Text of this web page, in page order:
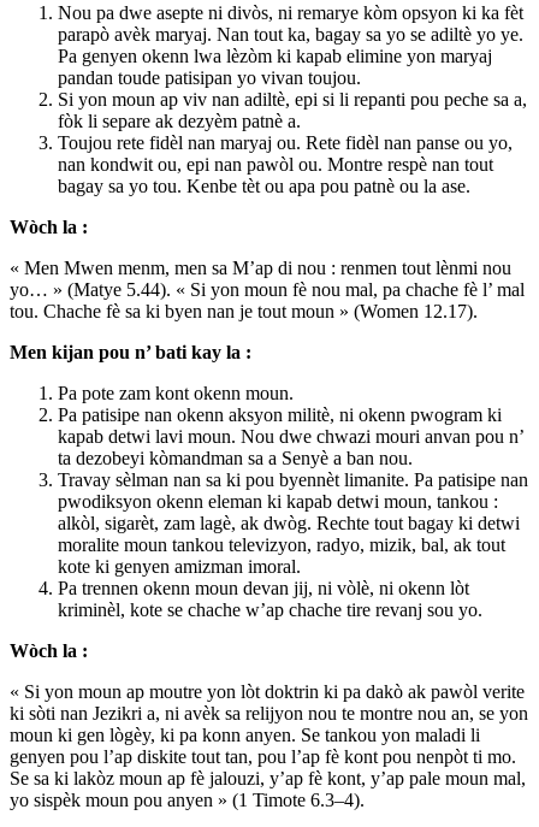
Nou pa dwe asepte ni divòs, ni remarye kòm opsyon ki ka fèt
parapò avèk maryaj. Nan tout ka, bagay sa yo se adiltè yo ye.
Pa genyen okenn lwa lèzòm ki kapab elimine yon maryaj
pandan toude patisipan yo vivan toujou.
Si yon moun ap viv nan adiltè, epi si li repanti pou peche sa a,
fòk li separe ak dezyèm patnè a.
Toujou rete fidèl nan maryaj ou. Rete fidèl nan panse ou yo,
nan kondwit ou, epi nan pawòl ou. Montre respè nan tout
bagay sa yo tou. Kenbe tèt ou apa pou patnè ou la ase.
Wòch la :
« Men Mwen menm, men sa M’ap di nou : renmen tout lènmi nou
yo… » (Matye 5.44). « Si yon moun fè nou mal, pa chache fè l’ mal
tou. Chache fè sa ki byen nan je tout moun » (Women 12.17).
Men kijan pou n’ bati kay la :
Pa pote zam kont okenn moun.
Pa patisipe nan okenn aksyon militè, ni okenn pwogram ki
kapab detwi lavi moun. Nou dwe chwazi mouri anvan pou n’
ta dezobeyi kòmandman sa a Senyè a ban nou.
Travay sèlman nan sa ki pou byennèt limanite. Pa patisipe nan
pwodiksyon okenn eleman ki kapab detwi moun, tankou :
alkòl, sigarèt, zam lagè, ak dwòg. Rechte tout bagay ki detwi
moralite moun tankou televizyon, radyo, mizik, bal, ak tout
kote ki genyen amizman imoral.
Pa trennen okenn moun devan jij, ni vòlè, ni okenn lòt
kriminèl, kote se chache w’ap chache tire revanj sou yo.
Wòch la :
« Si yon moun ap moutre yon lòt doktrin ki pa dakò ak pawòl verite
ki sòti nan Jezikri a, ni avèk sa relijyon nou te montre nou an, se yon
moun ki gen lògèy, ki pa konn anyen. Se tankou yon maladi li
genyen pou l’ap diskite tout tan, pou l’ap fè kont pou nenpòt ti mo.
Se sa ki lakòz moun ap fè jalouzi, y’ap fè kont, y’ap pale moun mal,
yo sispèk moun pou anyen » (1 Timote 6.3–4).